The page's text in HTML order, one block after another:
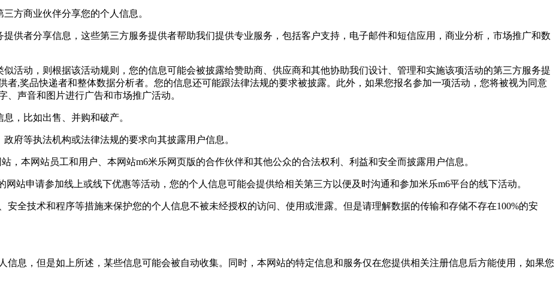
方商业伙伴分享您的个人信息。
者分享信息，这些第三方服务提供者帮助我们提供专业服务，包括客户支持，电子邮件和短信应用，商业分析，市场推广和数
动，则根据该活动规则，您的信息可能会被披露给赞助商、供应商和其他协助我们设计、管理和实施该项活动的第三方服务提
者,奖品快递者和整体数据分析者。您的信息还可能跟法律法规的要求被披露。此外，如果您报名参加一项活动，您将被视为同意
声音和图片进行广告和市场推广活动。
，比如出售、并购和破产。
等执法机构或法律法规的要求向其披露用户信息。
本网站员工和用户、本网站m6米乐网页版的合作伙伴和其他公众的合法权利、利益和安全而披露用户信息。
申请参加线上或线下优惠等活动，您的个人信息可能会提供给相关第三方以便及时沟通和参加米乐m6平台的线下活动。
技术和程序等措施来保护您的个人信息不被未经授权的访问、使用或泄露。但是请理解数据的传输和存储不存在100%的安
，但是如上所述，某些信息可能会被自动收集。同时，本网站的特定信息和服务仅在您提供相关注册信息后方能使用，如果您